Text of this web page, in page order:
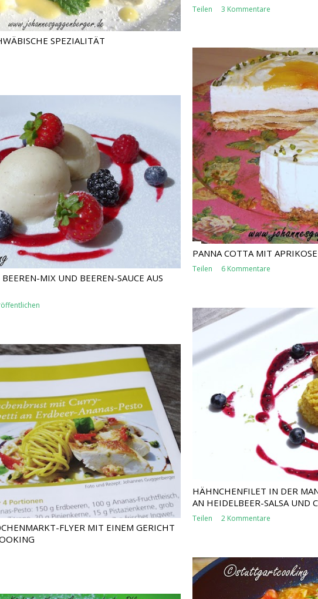
Teilen 3 Kommentare
SPEZIALITÄT
PANNA COTTA MIT
Teilen 6 Kommentare
MIX UND BEEREN-SAUCE AUS
HÄHNCHENFILET IN DER
AN HEIDELBEER-SALSA UND
Teilen 2 Kommentare
FLYER MIT EINEM GERICHT